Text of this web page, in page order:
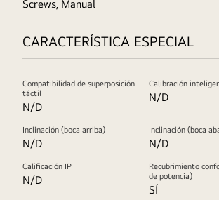
Screws, Manual
CARACTERÍSTICA ESPECIAL
Compatibilidad de superposición
táctil
N/D
Calibración
N/D
Inclinación (boca arriba)
N/D
Inclinación (boca
N/D
Calificación IP
N/D
Recubrimiento
de potencia)
SÍ